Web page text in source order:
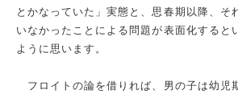
とかなっていた」実態と、思春期以降、そ
いなかったことによる問題が表面化すると
ように思います。
フロイトの論を借りれば、男の子は幼児